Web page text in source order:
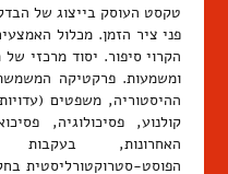
טקסט העוסק בייצוג של
פני ציר הזמן. מכלול
הקרוי סיפור. יסוד מרכזי
ומשמעות. פרקטיקה המשמשת
ההיסטוריה, משפטים
קולנוע, פסיכולוגיה,
האחרונות,
הפוסט-סטרוקטורליסטית